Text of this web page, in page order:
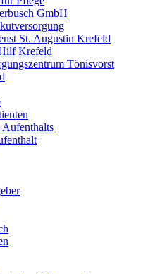
GmbH
St. Augustin Krefeld
Krefeld
Tönisvorst
Aufenthalts